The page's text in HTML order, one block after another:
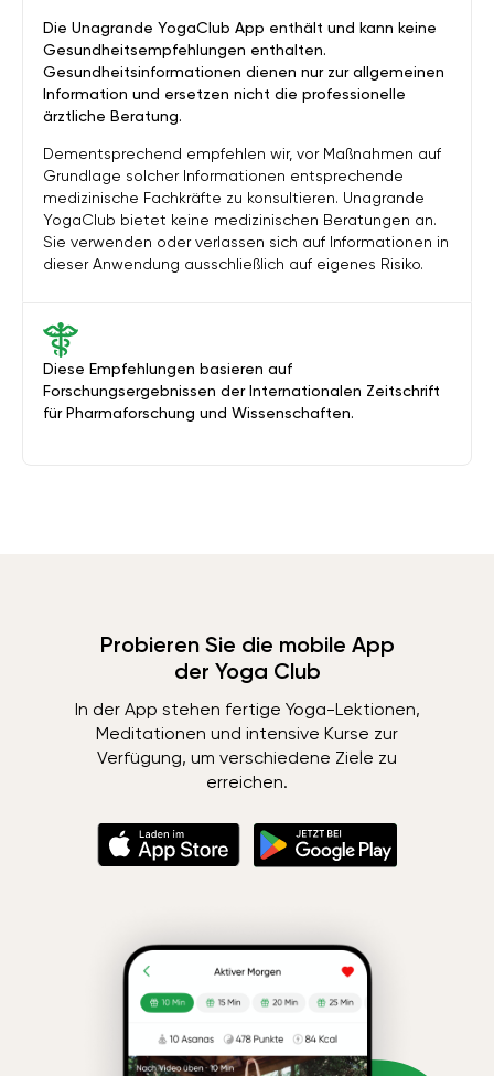
Diese Empfehlungen basieren auf
Forschungsergebnissen der Internationalen Zeitschrift
für Pharmaforschung und Wissenschaften.
Die Unagrande YogaClub App enthält und kann keine
Gesundheitsempfehlungen enthalten.
Gesundheitsinformationen dienen nur zur allgemeinen
Information und ersetzen nicht die professionelle
ärztliche Beratung.
Dementsprechend empfehlen wir, vor Maßnahmen auf
Grundlage solcher Informationen entsprechende
medizinische Fachkräfte zu konsultieren. Unagrande
YogaClub bietet keine medizinischen Beratungen an.
Sie verwenden oder verlassen sich auf Informationen in
dieser Anwendung ausschließlich auf eigenes Risiko.
Probieren Sie die mobile App
der Yoga Club
In der App stehen fertige Yoga-Lektionen,
Meditationen und intensive Kurse zur
Verfügung, um verschiedene Ziele zu
erreichen.